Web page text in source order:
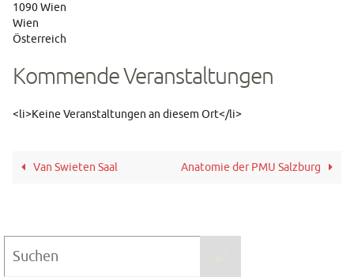
1090 Wien
Wien
Österreich
Kommende Veranstaltungen
<li>Keine Veranstaltungen an diesem Ort</li>
Van Swieten Saal Anatomie der PMU Salzburg